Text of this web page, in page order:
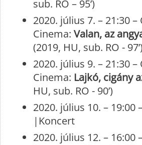
sub. RO – 95’)
2020. július 7. – 21:30
Cinema: Valan, az
(2019, HU, sub. RO - 97’)
2020. július 9. – 21:30
Cinema: Lajkó, cigány
HU, sub. RO - 90’)
2020. július 10. – 19:00
|Koncert
2020. július 12. – 16:00